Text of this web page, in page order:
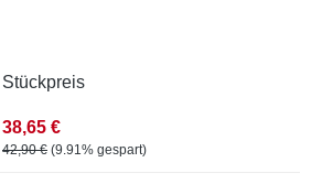
Stückpreis
38,65 €
42,90 € (9.91% gespart)